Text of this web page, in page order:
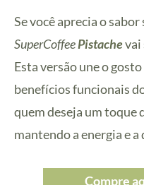
Se você aprecia o
SuperCoffeePistachevai
Esta versão une o
benefícios funcionais
quem deseja um toque
mantendo a energia e
Compre